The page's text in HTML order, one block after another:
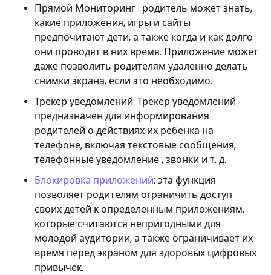
Прямой Мониторинг : родитель может знать,
какие приложения, игры и сайты
предпочитают дети, а также когда и как долго
они проводят в них время. Приложение может
даже позволить родителям удаленно делать
снимки экрана, если это необходимо.
Трекер уведомлений: Трекер уведомлений
предназначен для информирования
родителей о действиях их ребенка на
телефоне, включая текстовые сообщения,
телефонные уведомление , звонки и т. д.
Блокировка приложений: эта функция
позволяет родителям ограничить доступ
своих детей к определенным приложениям,
которые считаются непригодными для
молодой аудитории, а также ограничивает их
время перед экраном для здоровых цифровых
привычек.